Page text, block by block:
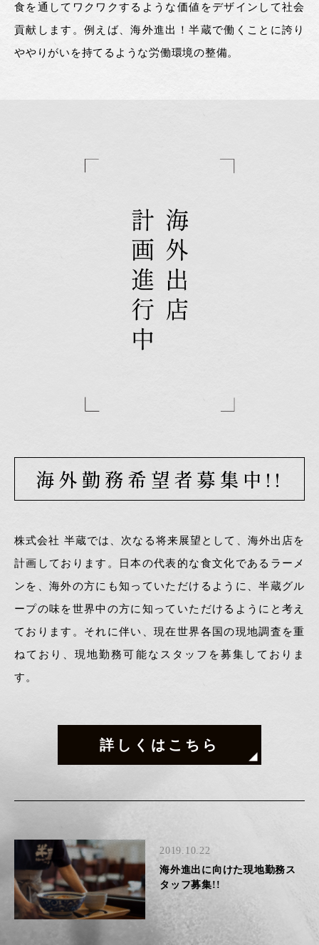
食を通してワクワクするような価値をデザインして社会
貢献します。例えば、海外進出！半蔵で働くことに誇り
ややりがいを持てるような労働環境の整備。
海外勤務希望者募集中!!
株式会社 半蔵では、次なる将来展望として、海外出店を
計画しております。日本の代表的な食文化であるラーメ
ンを、海外の方にも知っていただけるように、半蔵グル
ープの味を世界中の方に知っていただけるようにと考え
ております。それに伴い、現在世界各国の現地調査を重
ねており、現地勤務可能なスタッフを募集しておりま
す。
詳しくはこちら
2019.10.22
海外進出に向けた現地勤務ス
タッフ募集!!